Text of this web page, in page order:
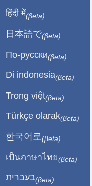
हिंदी में(βeta)
日本語で(βeta)
По-русски(βeta)
Di indonesia(βeta)
Trong việt(βeta)
Türkçe olarak(βeta)
한국어로 (βeta)
เป็นภาษาไทย(βeta)
בעברית(βeta)